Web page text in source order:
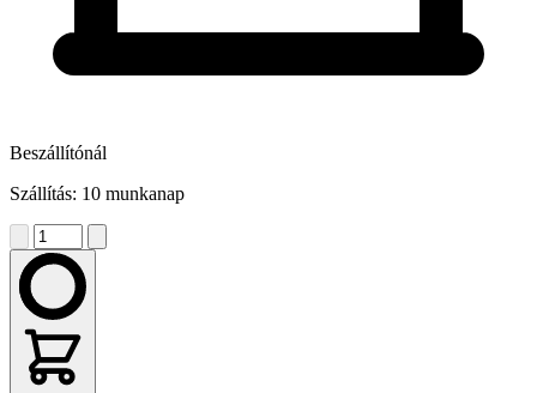
Beszállítónál
Szállítás: 10 munkanap